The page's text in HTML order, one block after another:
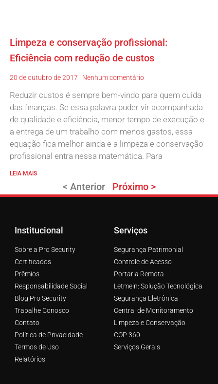
Limpeza e conservação profissional:
Eficiência com redução de custos
20 de outubro de 2017 Nenhum comentário
Reduzir custos é sempre bem-vindo para quem cuida
das finanças. Se essa palavra puder vir acompanhada
de qualidade e eficiência, menor tempo de execução e
a entrega de um trabalho com menos gastos, essa
equação fica melhor ainda e a limpeza e conservação
profissional entra nessa matemática. Para
LEIA MAIS
< Anterior Próximo >
Institucional
Sobre a Pro Security
Certificados
Prêmios
Responsabilidade Social
Blog Pro Security
Trabalhe Conosco
Contato
Política de Privacidade
Termos de Uso
Relatórios
Serviços
Segurança Patrimonial
Controle de Acesso
Portaria Remota
Letmein: Solução Tecnológica
Segurança Eletrônica
Central de Monitoramento
Limpeza e Conservação
COP 360
Serviços Gerais